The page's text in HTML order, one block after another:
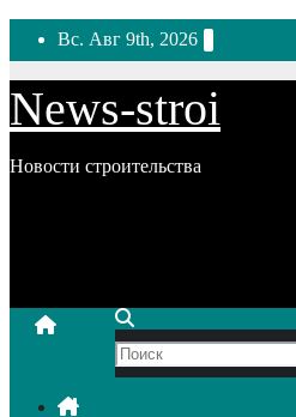
Перейти
Вс. Авг 9th, 2026
News-stroi
Новости строительства